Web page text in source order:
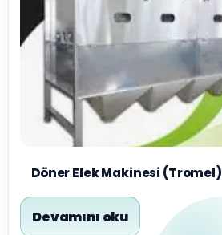
Döner Elek Makinesi (Tromel)
Devamını oku